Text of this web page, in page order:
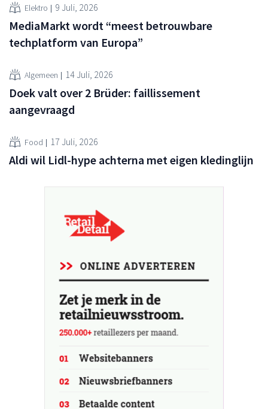
Elektro 9 Juli, 2026
MediaMarkt wordt “meest betrouwbare
techplatform van Europa”
Algemeen 14 Juli, 2026
Doek valt over 2 Brüder: faillissement
aangevraagd
Food 17 Juli, 2026
Aldi wil Lidl-hype achterna met eigen kledinglijn